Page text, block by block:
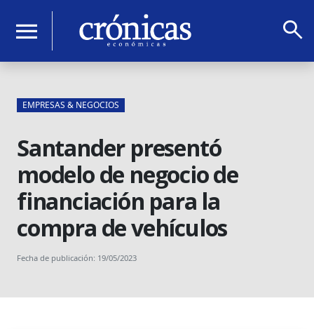
menu search
EMPRESAS & NEGOCIOS
Santander presentó
modelo de negocio de
financiación para la
compra de vehículos
Fecha de publicación: 19/05/2023